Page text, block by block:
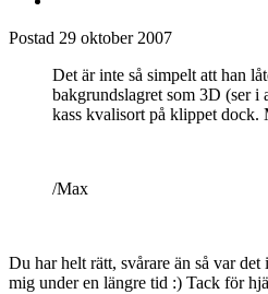
Postad 29 oktober 2007
Det är inte så simpelt att han
bakgrundslagret som 3D (ser i
kass kvalisort på klippet dock.
/Max
Du har helt rätt, svårare än så var
mig under en längre tid :) Tack för